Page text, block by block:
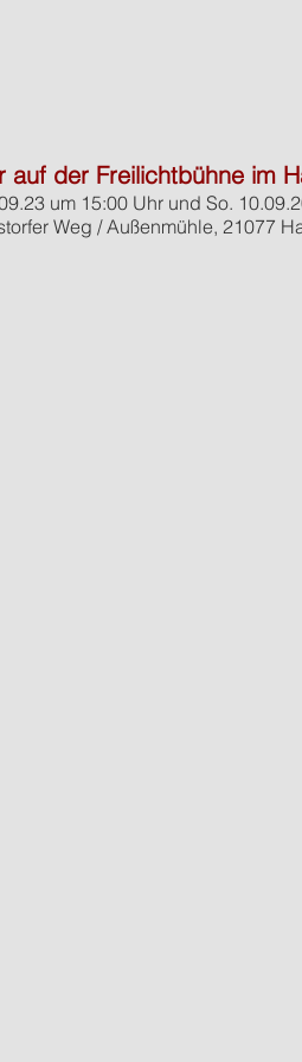
auf der Freilichtbühne im
um 15:00 Uhr und So.
Weg / Außenmühle, 21077